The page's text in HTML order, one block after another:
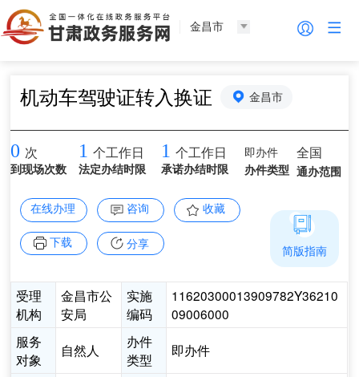
金昌市
机动车驾驶证转入换证 金昌市
0 次
到现场次数
1 个工作日
法定办结时限
1 个工作日
承诺办结时限
即办件
办件类型
全国
通办范围
在线办理 咨询 收藏
下载 分享
受理
机构
金昌市公
安局
实施
编码
11620300013909782Y36210
09006000
服务
对象
自然人
办件
类型
即办件
简版指南